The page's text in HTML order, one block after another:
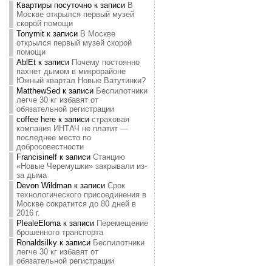
Квартиры посуточнок записи В
Москве открылся первый музей
скорой помощи
Tonymitк записи В Москве
открылся первый музей скорой
помощи
AblEtк записи Почему постоянно
пахнет дымом в микрорайоне
Южный квартал Новые Ватутинки?
MatthewSed к записи Беспилотники
легче 30 кг избавят от
обязательной регистрации
coffee hereк записи страховая
компания ИНТАЧ не платит —
последнее место по
добросовестности
Francisinelfк записи Станцию
«Новые Черемушки» закрывали из-
за дыма
Devon Wildmanк записи Срок
технологического присоединения в
Москве сократится до 80 дней в
2016 г.
PlealeElomaк записи Перемещение
брошенного транспорта
Ronaldsilkyк записи Беспилотники
легче 30 кг избавят от
обязательной регистрации